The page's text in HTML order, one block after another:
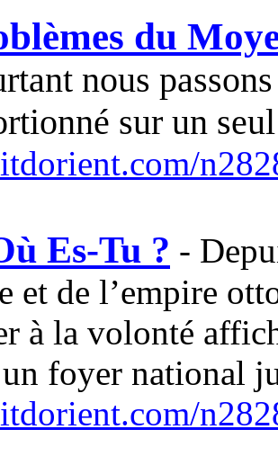
du
nous
sur un
Es-Tu ? -
et de l’empire
à la volonté
foyer national